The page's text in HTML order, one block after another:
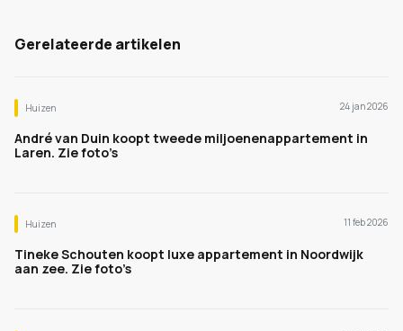
Gerelateerde artikelen
Huizen 24 jan 2026
André van Duin koopt tweede miljoenenappartement in
Laren. Zie foto’s
Huizen 11 feb 2026
Tineke Schouten koopt luxe appartement in Noordwijk
aan zee. Zie foto’s